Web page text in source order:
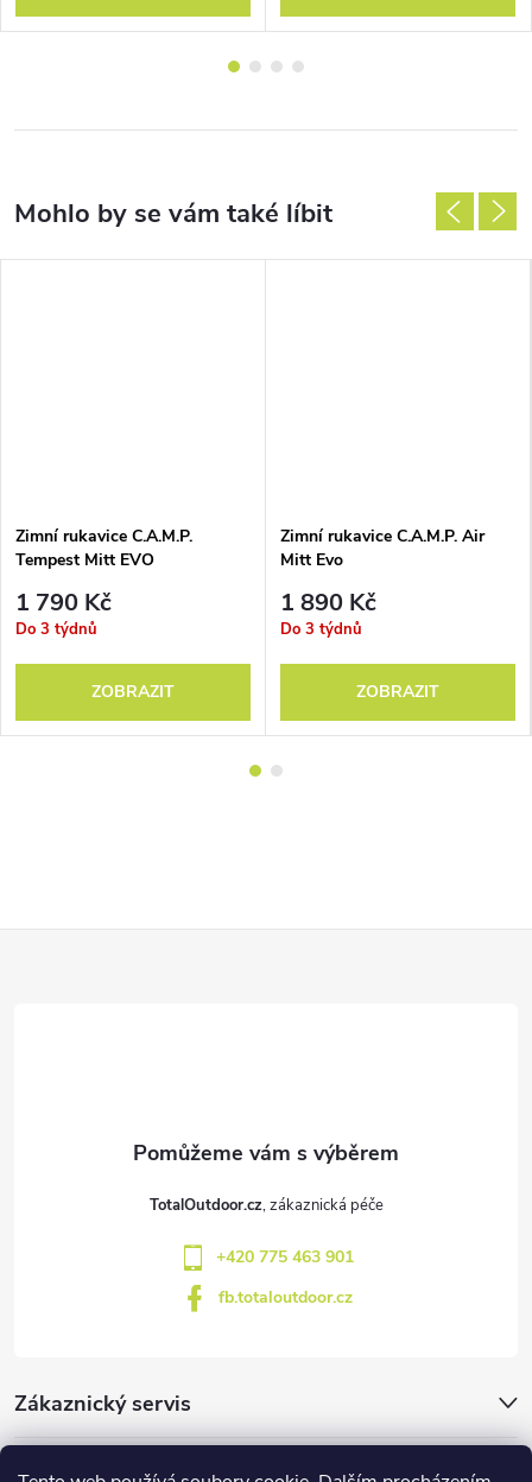
Zimní rukavice C.A.M.P.
Tempest Mitt EVO
1 790 Kč
Do 3 týdnů
ZOBRAZIT
Zimní rukavice C.A.M.P. Air
Mitt Evo
1 890 Kč
Do 3 týdnů
ZOBRAZIT
Zákaznický servis
Značky
TotalOutdoor.cz
+420 775 463 901
fb.totaloutdoor.cz